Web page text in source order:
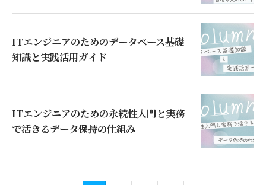
ITエンジニアのためのデータベース基礎
知識と実践活用ガイド
ITエンジニアのための永続性入門と実務
で活きるデータ保持の仕組み